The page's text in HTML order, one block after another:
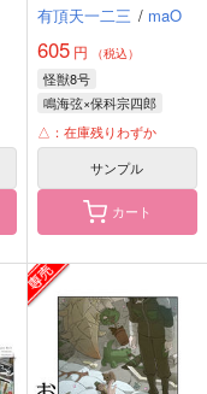
有頂天一二三 / maO
605円 （税込）
怪獣8号
鳴海弦×保科宗四郎
保科宗四郎
鳴海弦
△：在庫残りわずか
サンプル
カート